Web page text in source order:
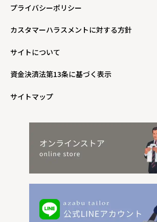
プライバシーポリシー
カスタマーハラスメントに対する方針
サイトについて
資金決済法第13条に基づく表示
サイトマップ